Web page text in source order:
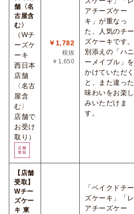
舗〈名
古屋含
む〉
（Wチ
ーズケ
ーキ
西日本
店舗
〈名古
屋含
む〉
店舗で
お受け
取り）
￥1,782
税抜
￥1,650
アチーズケー
キ」が重なっ
た、人気のチー
ズケーキです。
別添えの「ハニ
ーメイプル」を
かけていただく
と、また違った
味わいをお楽し
みいただけま
す。
【店舗
受取】
Wチー
ズケー
キ 東
「ベイクドチー
ズケーキ」「レ
アチーズケー